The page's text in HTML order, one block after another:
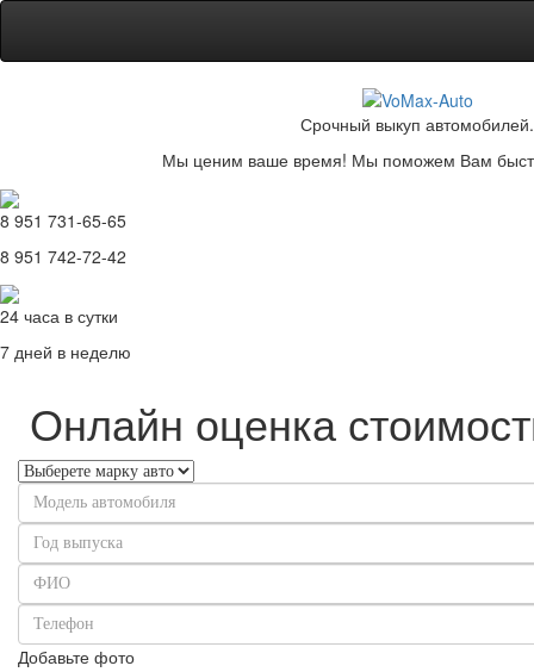
Срочный выкуп автомобилей.
Мы ценим ваше время! Мы поможем Вам
8 951 731-65-65
8 951 742-72-42
24 часа в сутки
7 дней в неделю
Онлайн оценка
Добавьте фото